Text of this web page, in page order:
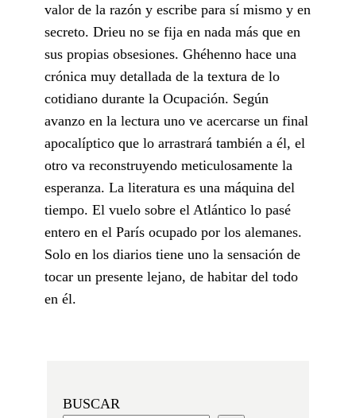
valor de la razón y escribe para sí mismo y en
secreto. Drieu no se fija en nada más que en
sus propias obsesiones. Ghéhenno hace una
crónica muy detallada de la textura de lo
cotidiano durante la Ocupación. Según
avanzo en la lectura uno ve acercarse un final
apocalíptico que lo arrastrará también a él, el
otro va reconstruyendo meticulosamente la
esperanza. La literatura es una máquina del
tiempo. El vuelo sobre el Atlántico lo pasé
entero en el París ocupado por los alemanes.
Solo en los diarios tiene uno la sensación de
tocar un presente lejano, de habitar del todo
en él.
BUSCAR